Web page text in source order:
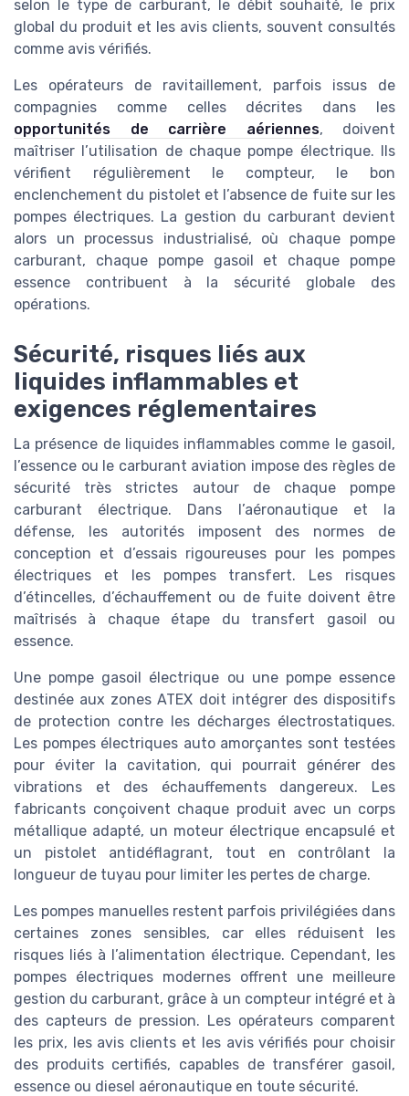
selon le type de carburant, le débit souhaité, le prix
global du produit et les avis clients, souvent consultés
comme avis vérifiés.
Les opérateurs de ravitaillement, parfois issus de
compagnies comme celles décrites dans les
opportunités de carrière aériennes, doivent
maîtriser l’utilisation de chaque pompe électrique. Ils
vérifient régulièrement le compteur, le bon
enclenchement du pistolet et l’absence de fuite sur les
pompes électriques. La gestion du carburant devient
alors un processus industrialisé, où chaque pompe
carburant, chaque pompe gasoil et chaque pompe
essence contribuent à la sécurité globale des
opérations.
Sécurité, risques liés aux
liquides inflammables et
exigences réglementaires
La présence de liquides inflammables comme le gasoil,
l’essence ou le carburant aviation impose des règles de
sécurité très strictes autour de chaque pompe
carburant électrique. Dans l’aéronautique et la
défense, les autorités imposent des normes de
conception et d’essais rigoureuses pour les pompes
électriques et les pompes transfert. Les risques
d’étincelles, d’échauffement ou de fuite doivent être
maîtrisés à chaque étape du transfert gasoil ou
essence.
Une pompe gasoil électrique ou une pompe essence
destinée aux zones ATEX doit intégrer des dispositifs
de protection contre les décharges électrostatiques.
Les pompes électriques auto amorçantes sont testées
pour éviter la cavitation, qui pourrait générer des
vibrations et des échauffements dangereux. Les
fabricants conçoivent chaque produit avec un corps
métallique adapté, un moteur électrique encapsulé et
un pistolet antidéflagrant, tout en contrôlant la
longueur de tuyau pour limiter les pertes de charge.
Les pompes manuelles restent parfois privilégiées dans
certaines zones sensibles, car elles réduisent les
risques liés à l’alimentation électrique. Cependant, les
pompes électriques modernes offrent une meilleure
gestion du carburant, grâce à un compteur intégré et à
des capteurs de pression. Les opérateurs comparent
les prix, les avis clients et les avis vérifiés pour choisir
des produits certifiés, capables de transférer gasoil,
essence ou diesel aéronautique en toute sécurité.